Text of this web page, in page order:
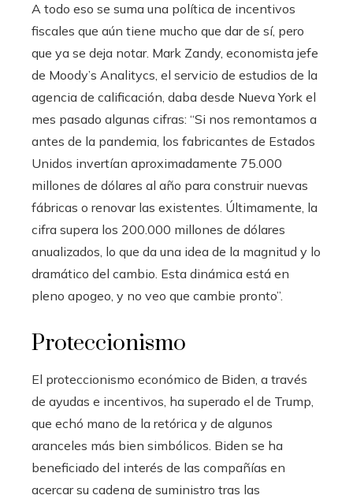
A todo eso se suma una política de incentivos
fiscales que aún tiene mucho que dar de sí, pero
que ya se deja notar. Mark Zandy, economista jefe
de Moody’s Analitycs, el servicio de estudios de la
agencia de calificación, daba desde Nueva York el
mes pasado algunas cifras: “Si nos remontamos a
antes de la pandemia, los fabricantes de Estados
Unidos invertían aproximadamente 75.000
millones de dólares al año para construir nuevas
fábricas o renovar las existentes. Últimamente, la
cifra supera los 200.000 millones de dólares
anualizados, lo que da una idea de la magnitud y lo
dramático del cambio. Esta dinámica está en
pleno apogeo, y no veo que cambie pronto”.
Proteccionismo
El proteccionismo económico de Biden, a través
de ayudas e incentivos, ha superado el de Trump,
que echó mano de la retórica y de algunos
aranceles más bien simbólicos. Biden se ha
beneficiado del interés de las compañías en
acercar su cadena de suministro tras las